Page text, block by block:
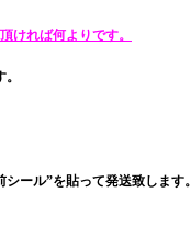
ければ何よりです。
ール”を貼って発送致します。